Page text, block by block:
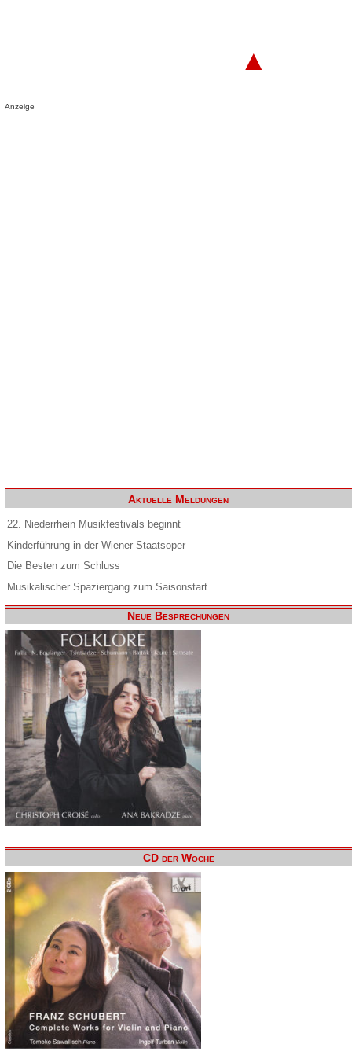
▲
Anzeige
Aktuelle Meldungen
22. Niederrhein Musikfestivals beginnt
Kinderführung in der Wiener Staatsoper
Die Besten zum Schluss
Musikalischer Spaziergang zum Saisonstart
Neue Besprechungen
CD der Woche